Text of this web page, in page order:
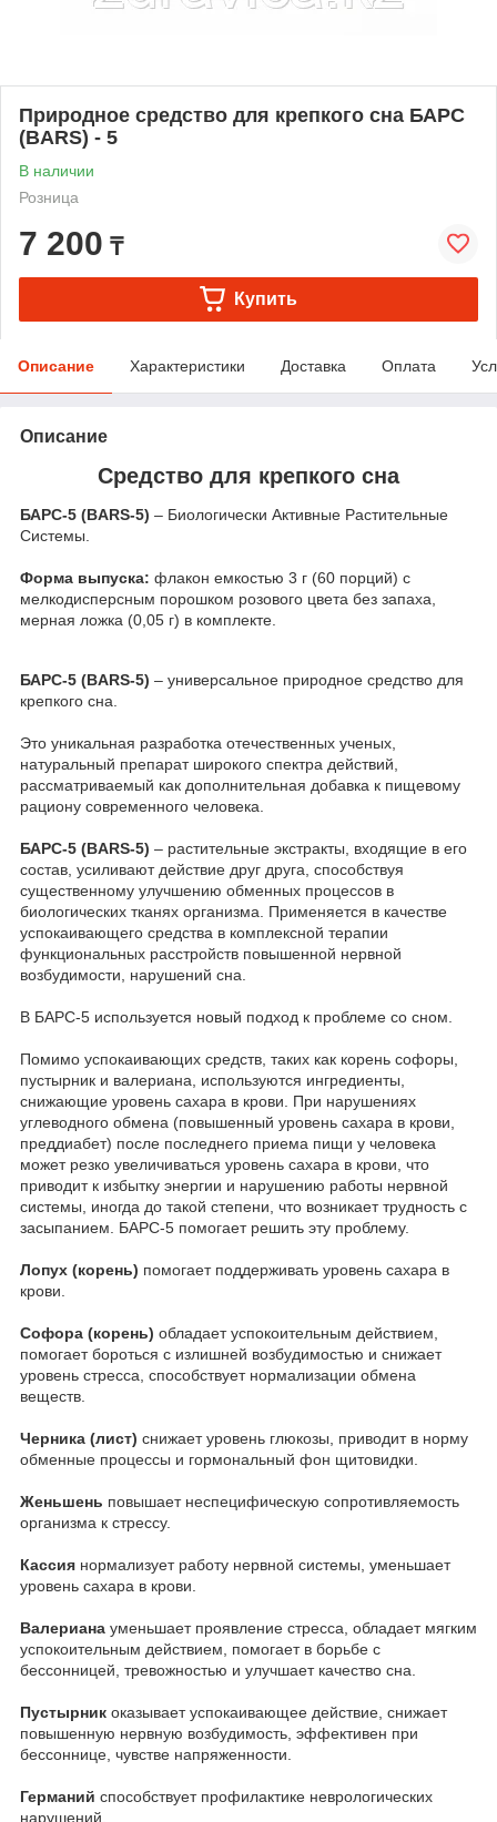
Природное средство для крепкого сна БАРС
(BARS) - 5
В наличии
Розница
7 200 ₸
Купить
Описание Характеристики Доставка Оплата
Описание
Средство для крепкого сна
БАРС-5 (BARS-5) – Биологически Активные Растительные
Системы.
Форма выпуска: флакон емкостью 3 г (60 порций) с
мелкодисперсным порошком розового цвета без запаха,
мерная ложка (0,05 г) в комплекте.
БАРС-5 (BARS-5) – универсальное природное средство для
крепкого сна.
Это уникальная разработка отечественных ученых,
натуральный препарат широкого спектра действий,
рассматриваемый как дополнительная добавка к пищевому
рациону современного человека.
БАРС-5 (BARS-5) – растительные экстракты, входящие в его
состав, усиливают действие друг друга, способствуя
существенному улучшению обменных процессов в
биологических тканях организма. Применяется в качестве
успокаивающего средства в комплексной терапии
функциональных расстройств повышенной нервной
возбудимости, нарушений сна.
В БАРС-5 используется новый подход к проблеме со сном.
Помимо успокаивающих средств, таких как корень софоры,
пустырник и валериана, используются ингредиенты,
снижающие уровень сахара в крови. При нарушениях
углеводного обмена (повышенный уровень сахара в крови,
преддиабет) после последнего приема пищи у человека
может резко увеличиваться уровень сахара в крови, что
приводит к избытку энергии и нарушению работы нервной
системы, иногда до такой степени, что возникает трудность с
засыпанием. БАРС-5 помогает решить эту проблему.
Лопух (корень) помогает поддерживать уровень сахара в
крови.
Софора (корень) обладает успокоительным действием,
помогает бороться с излишней возбудимостью и снижает
уровень стресса, способствует нормализации обмена
веществ.
Черника (лист) снижает уровень глюкозы, приводит в норму
обменные процессы и гормональный фон щитовидки.
Женьшень повышает неспецифическую сопротивляемость
организма к стрессу.
Кассия нормализует работу нервной системы, уменьшает
уровень сахара в крови.
Валериана уменьшает проявление стресса, обладает мягким
успокоительным действием, помогает в борьбе с
бессонницей, тревожностью и улучшает качество сна.
Пустырник оказывает успокаивающее действие, снижает
повышенную нервную возбудимость, эффективен при
бессоннице, чувстве напряженности.
Германий способствует профилактике неврологических
нарушений.